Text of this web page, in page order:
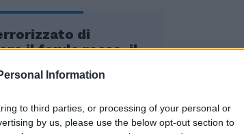
Information
to third parties, or processing of your personal or
by us, please use the below opt-out section to
di
il feudo rosso, il